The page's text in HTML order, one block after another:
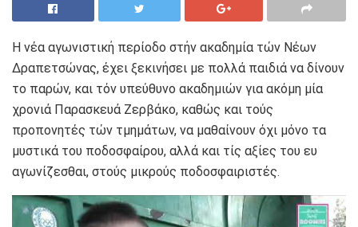
Η νέα αγωνιστική περίοδο στήν ακαδημία τών Νέων
Δραπετσώνας, έχει ξεκινήσει με πολλά παιδιά να δίνουν
το παρών, και τόν υπεύθυνο ακαδημιών για ακόμη μία
χρονιά Παρασκευά Ζερβάκο, καθώς και τούς
προπονητές τών τμημάτων, να μαθαίνουν όχι μόνο τα
μυστικά του ποδοσφαίρου, αλλά και τίς αξίες του ευ
αγωνίζεσθαι, στούς μικρούς ποδοσφαιριστές.